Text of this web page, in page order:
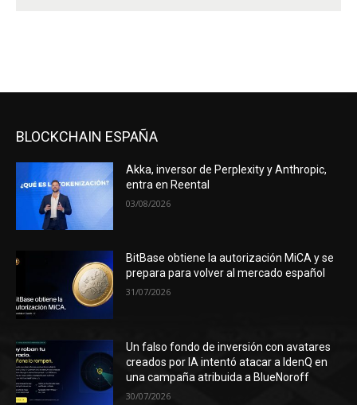
BLOCKCHAIN ESPAÑA
Akka, inversor de Perplexity y Anthropic,
entra en Reental
03/08/2026
BitBase obtiene la autorización MiCA y se
prepara para volver al mercado español
31/07/2026
Un falso fondo de inversión con avatares
creados por IA intentó atacar a IdenQ en
una campaña atribuida a BlueNoroff
30/07/2026